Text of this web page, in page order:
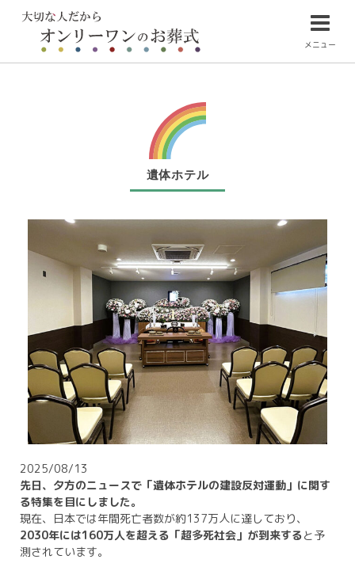
メニュー
遺体ホテル
2025/08/13
先日、夕方のニュースで「遺体ホテルの建設反対運動」に関す
る特集を目にしました。
現在、日本では年間死亡者数が約137万人に達しており、
2030年には160万人を超える「超多死社会」が到来すると予
測されています。